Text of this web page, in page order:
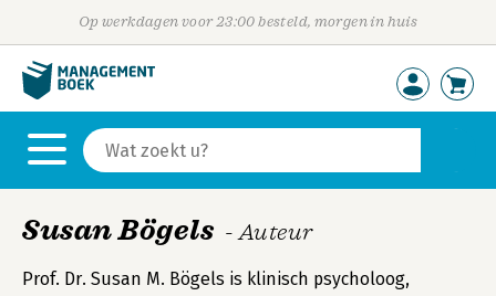
Op werkdagen voor 23:00 besteld, morgen in huis
Susan Bögels - Auteur
Prof. Dr. Susan M. Bögels is klinisch psycholoog,